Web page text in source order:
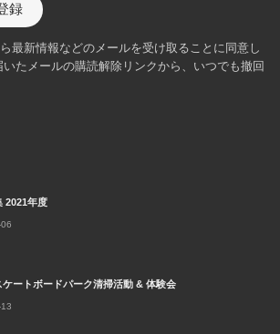
録
最新情報などのメールを受け取ることに同意し
たメールの購読解除リンクから、いつでも撤回
2021年度
ケートボードパーク清掃活動 & 体験会